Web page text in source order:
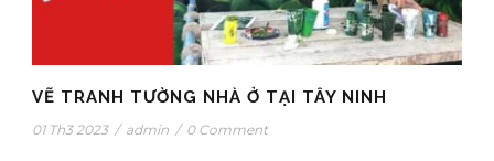
VẼ TRANH TƯỜNG NHÀ Ở TẠI TÂY NINH
01 Th3 2023 / admin / 0 Comment